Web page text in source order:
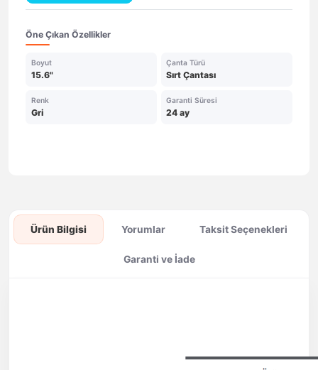
Öne Çıkan Özellikler
Boyut
15.6"
Çanta Türü
Sırt Çantası
Renk
Gri
Garanti Süresi
24 ay
Ürün Bilgisi Yorumlar Taksit Seçenekleri
Garanti ve İade